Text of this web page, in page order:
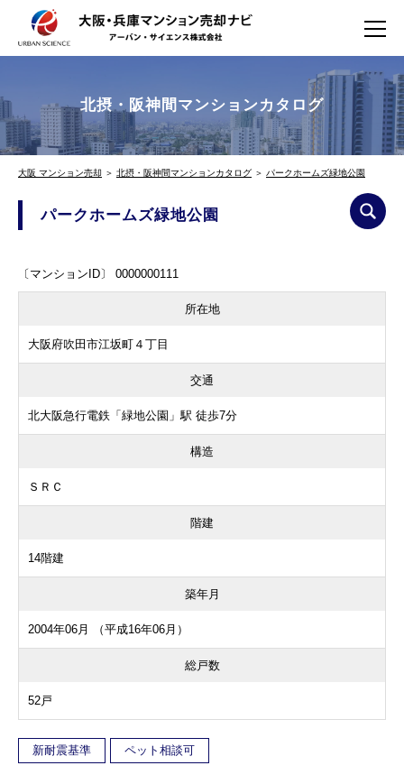
北摂・阪神間マンションカタログ
大阪 マンション売却 ＞ 北摂・阪神間マンションカタログ ＞ パークホームズ緑地公園
パークホームズ緑地公園
〔マンションID〕 0000000111
所在地
大阪府吹田市江坂町４丁目
交通
北大阪急行電鉄「緑地公園」駅 徒歩7分
構造
ＳＲＣ
階建
14階建
築年月
2004年06月 （平成16年06月）
総戸数
52戸
新耐震基準 ペット相談可